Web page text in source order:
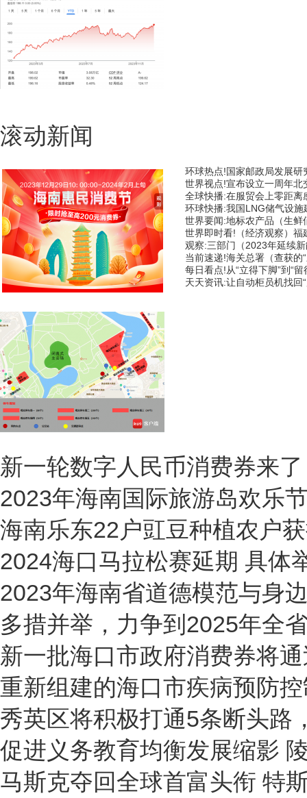
滚动新闻
环球热点!国家邮政局发展研
世界视点!宣布设立一周年北
全球快播:在服贸会上零距离
环球快播:我国LNG储气设施
世界要闻:地标农产品（生鲜
世界即时看!（经济观察）福
观察:三部门（2023年延续
当前速递!海关总署（查获的
每日看点!从“立得下脚”到“
天天资讯:让自动柜员机找回
新一轮数字人民币消费券来
2023年海南国际旅游岛欢乐
海南乐东22户豇豆种植农户
2024海口马拉松赛延期 具体
2023年海南省道德模范与身
多措并举，力争到2025年全
新一批海口市政府消费券将
重新组建的海口市疾病预防
秀英区将积极打通5条断头路
促进义务教育均衡发展缩影
马斯克夺回全球首富头衔 特